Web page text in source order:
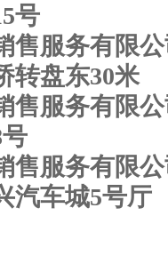
号
服务有限公
转盘东30米
服务有限公
服务有限公
汽车城5号厅